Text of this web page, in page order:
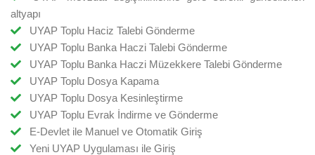
altyapı
UYAP Toplu Haciz Talebi Gönderme
UYAP Toplu Banka Haczi Talebi Gönderme
UYAP Toplu Banka Haczi Müzekkere Talebi Gönderme
UYAP Toplu Dosya Kapama
UYAP Toplu Dosya Kesinleştirme
UYAP Toplu Evrak İndirme ve Gönderme
E-Devlet ile Manuel ve Otomatik Giriş
Yeni UYAP Uygulaması ile Giriş